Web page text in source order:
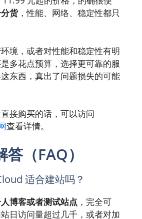
货，性能、网络、稳定性都只
境，或者对性能和稳定性有明
多花点预算，选择更可靠的服
东西，真出了问题损失的可能
接购买的话，可以访问
查看详情。
（FAQ）
适合建站吗？
博客或者测试站点 ，完全可
日访问量超过几千，或者对加